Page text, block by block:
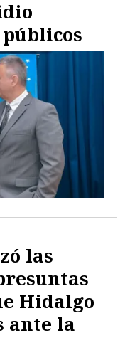
públicos
las
Hidalgo
ante la